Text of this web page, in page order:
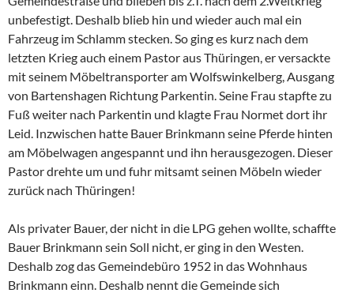
unbefestigt. Deshalb blieb hin und wieder auch mal ein
Fahrzeug im Schlamm stecken. So ging es kurz nach dem
letzten Krieg auch einem Pastor aus Thüringen, er versackte
mit seinem Möbeltransporter am Wolfswinkelberg, Ausgang
von Bartenshagen Richtung Parkentin. Seine Frau stapfte zu
Fuß weiter nach Parkentin und klagte Frau Normet dort ihr
Leid. Inzwischen hatte Bauer Brinkmann seine Pferde hinten
am Möbelwagen angespannt und ihn herausgezogen. Dieser
Pastor drehte um und fuhr mitsamt seinen Möbeln wieder
zurück nach Thüringen!
Als privater Bauer, der nicht in die LPG gehen wollte, schaffte
Bauer Brinkmann sein Soll nicht, er ging in den Westen.
Deshalb zog das Gemeindebüro 1952 in das Wohnhaus
Brinkmann einn. Deshalb nennt die Gemeinde sich